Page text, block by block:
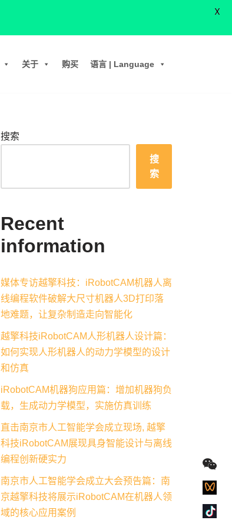
关于 购买 语言 | Language
搜索
搜
索
Recent
information
媒体专访越擎科技：iRobotCAM机器人离
线编程软件破解大尺寸机器人3D打印落
地难题，让复杂制造走向智能化
越擎科技iRobotCAM人形机器人设计篇：
如何实现人形机器人的动力学模型的设计
和仿真
iRobotCAM机器狗应用篇：增加机器狗负
载，生成动力学模型，实施仿真训练
直击南京市人工智能学会成立现场, 越擎
科技iRobotCAM展现具身智能设计与离线
编程创新硬实力
南京市人工智能学会成立大会预告篇：南
京越擎科技将展示iRobotCAM在机器人领
域的核心应用案例
X